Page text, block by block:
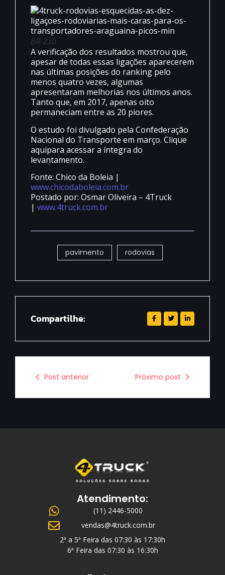
BR-230
A verificação dos resultados mostrou que,
apesar de todas essas ligações aparecerem
nas últimas posições do ranking pelo
menos quatro vezes, algumas
apresentaram melhorias nos últimos anos.
Tanto que, em 2017, apenas oito
permaneciam entre as 20 piores.
O estudo foi divulgado pela Confederação
Nacional do Transporte em março. Clique
aquipara acessar a íntegra do
levantamento.
Fonte: Chico da Boleia |
www.chicodaboleia.com.br
Postado por: Osmar Oliveira – 4Truck
| www.4truck.com.br
pavimento rodovias
Compartilhe:
Post anterior Próximo post
Atendimento:
(11) 2446-5000
vendas@4truck.com.br
2ª a 5ª Feira das 07:30 às 17:30h
6ª Feira das 07:30 às 16:30h